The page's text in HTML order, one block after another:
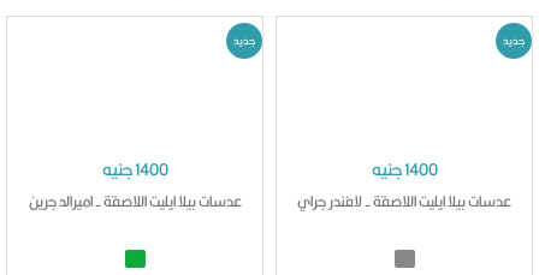
1400 جنيه
عدسات بيلا ايليت اللاصقة - لافندر جراي
جديد
1400 جنيه
عدسات بيلا ايليت اللاصقة - اميرالد جرين
جديد